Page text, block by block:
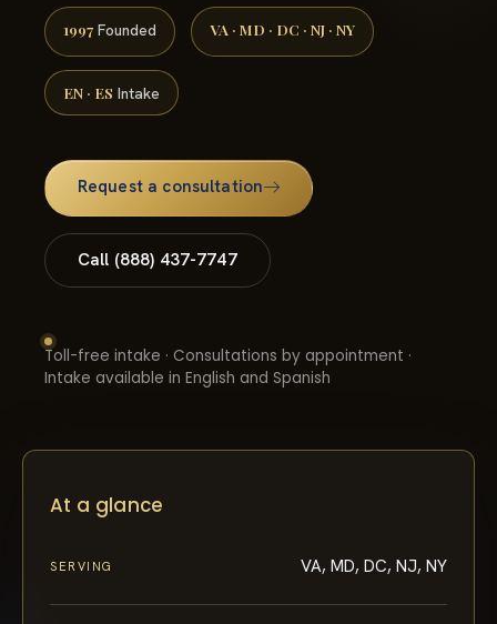
1997 Founded VA · MD · DC · NJ · NY
EN · ES Intake
Request a consultation
Call (888) 437-7747
Toll-free intake · Consultations by appointment ·
Intake available in English and Spanish
At a glance
SERVING VA, MD, DC, NJ, NY